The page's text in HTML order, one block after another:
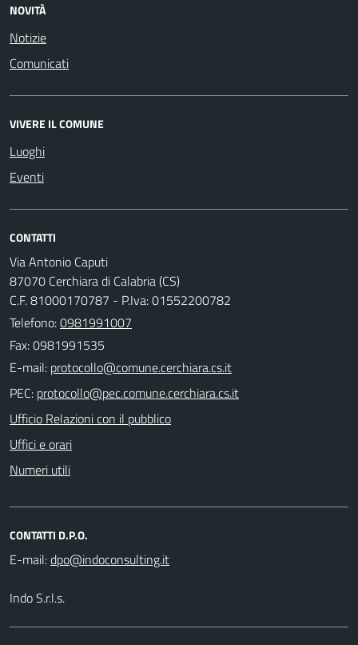
NOVITÀ
Notizie
Comunicati
VIVERE IL COMUNE
Luoghi
Eventi
CONTATTI
Via Antonio Caputi
87070 Cerchiara di Calabria (CS)
C.F. 81000170787 - P.Iva: 01552200782
Telefono:0981991007
Fax: 0981991535
E-mail:
PEC:
Ufficio Relazioni con il pubblico
Uffici e orari
Numeri utili
CONTATTI D.P.O.
E-mail:
Indo S.r.l.s.